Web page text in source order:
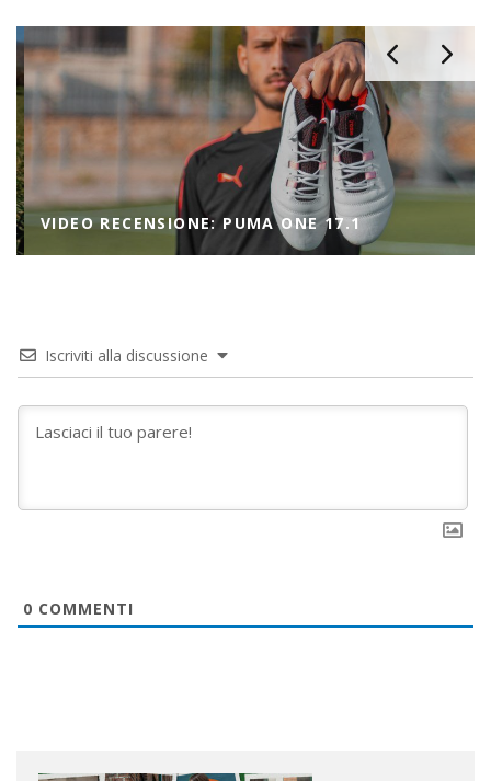
VIDEO RECENSIONE: PUMA ONE 17.1
Iscriviti alla discussione
0 COMMENTI